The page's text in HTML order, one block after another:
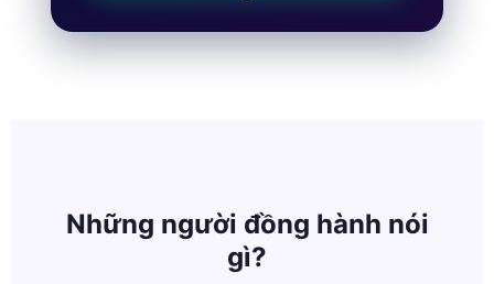
Những người đồng hành nói
gì?